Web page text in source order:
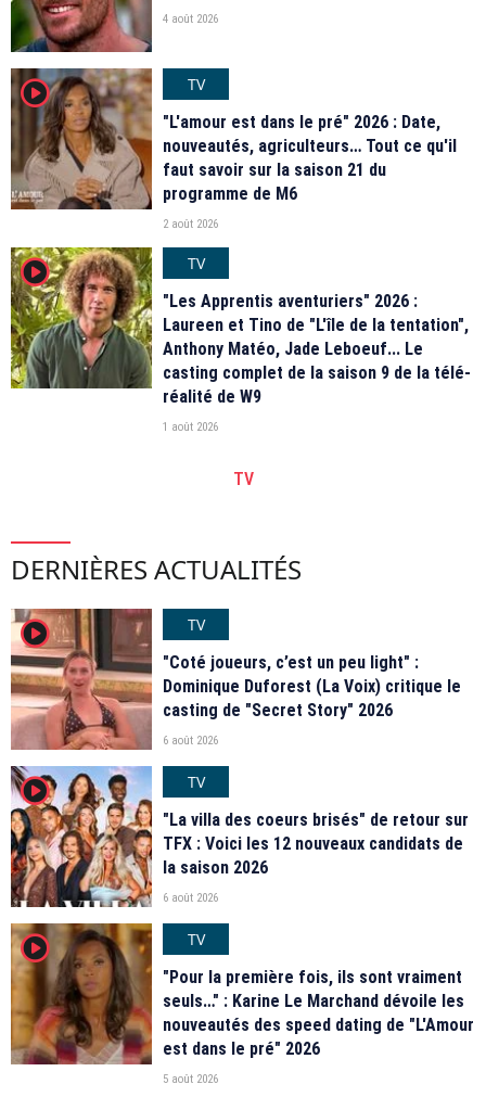
4 août 2026
player2
TV
"L'amour est dans le pré" 2026 : Date,
nouveautés, agriculteurs… Tout ce qu'il
faut savoir sur la saison 21 du
programme de M6
2 août 2026
player2
TV
"Les Apprentis aventuriers" 2026 :
Laureen et Tino de "L'île de la tentation",
Anthony Matéo, Jade Leboeuf... Le
casting complet de la saison 9 de la télé-
réalité de W9
1 août 2026
TV
DERNIÈRES ACTUALITÉS
player2
TV
"Coté joueurs, c’est un peu light" :
Dominique Duforest (La Voix) critique le
casting de "Secret Story" 2026
6 août 2026
player2
TV
"La villa des coeurs brisés" de retour sur
TFX : Voici les 12 nouveaux candidats de
la saison 2026
6 août 2026
player2
TV
"Pour la première fois, ils sont vraiment
seuls…" : Karine Le Marchand dévoile les
nouveautés des speed dating de "L'Amour
est dans le pré" 2026
5 août 2026